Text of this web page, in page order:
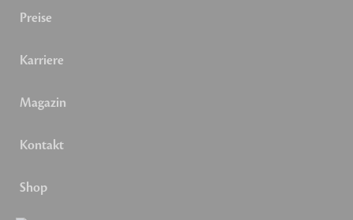
Preise
Karriere
Magazin
Kontakt
Shop